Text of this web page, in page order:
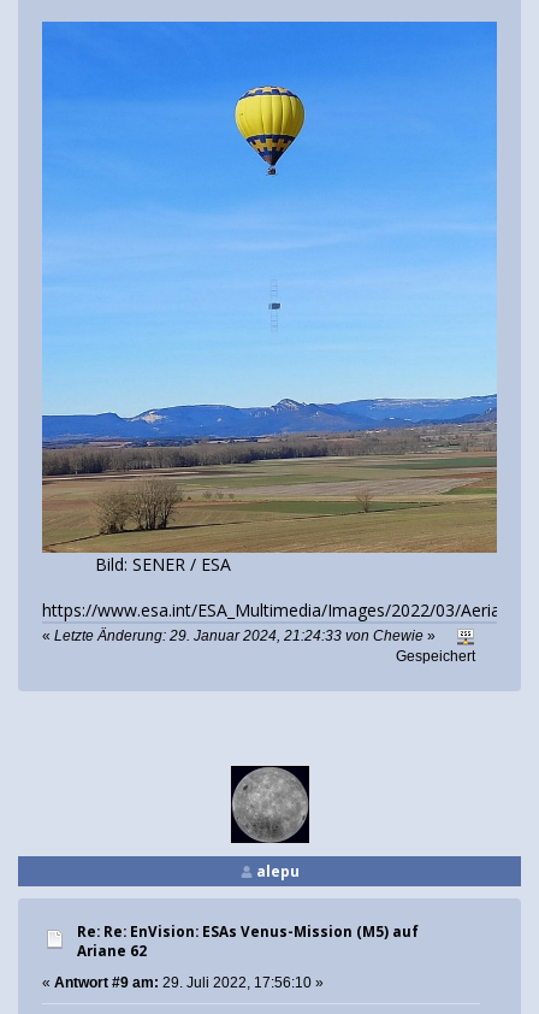
Bild: SENER / ESA
https://www.esa.int/ESA_Multimedia/Images/2022/03/
« Letzte Änderung: 29. Januar 2024, 21:24:33 von Chewie »
Gespeichert
alepu
Re: Re: EnVision: ESAs Venus-Mission (M5) auf
Ariane 62
« Antwort #9 am: 29. Juli 2022, 17:56:10 »